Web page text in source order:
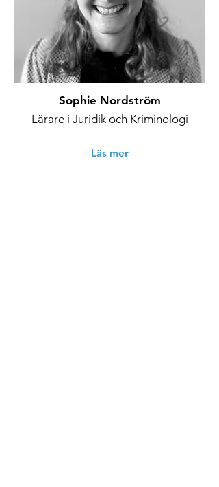
Sophie Nordström
Lärare i Juridik och Kriminologi
Läs mer